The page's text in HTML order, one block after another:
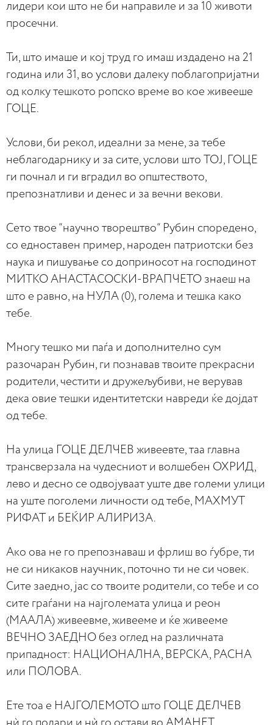
лидери кои што не би направиле и за 10 животи
просечни.
Ти, што имаше и кој труд го имаш издадено на 21
година или 31, во услови далеку поблагопријатни
од колку тешкото ропско време во кое живееше
ГОЦЕ.
Услови, би рекол, идеални за мене, за тебе
неблагодарнику и за сите, услови што ТОЈ, ГОЦЕ
ги почнал и ги вградил во општеството,
препознатливи и денес и за вечни векови.
Сето твое “научно творештво“ Рубин споредено,
со едноставен пример, народен патриотски без
наука и пишување со доприносот на господинот
МИТКО АНАСТАСОСКИ-ВРАПЧЕТО знаеш на
што е равно, на НУЛА (0), голема и тешка како
тебе.
Многу тешко ми паѓа и дополнително сум
разочаран Рубин, ги познавав твоите прекрасни
родители, честити и дружељубиви, не верував
дека овие тешки идентитетски навреди ќе дојдат
од тебе.
На улица ГОЦЕ ДЕЛЧЕВ живеевте, таа главна
трансверзала на чудесниот и волшебен ОХРИД,
лево и десно се одвојуваат уште две големи улици
на уште поголеми личности од тебе, МАХМУТ
РИФАТ и БЕЌИР АЛИРИЗА.
Ако ова не го препознаваш и фрлиш во ѓубре, ти
не си никаков научник, поточно ти не си човек.
Сите заедно, јас со твоите родители, со тебе и со
сите граѓани на најголемата улица и реон
(МААЛА) живеевме, живееме и ќе живееме
ВЕЧНО ЗАЕДНО без оглед на различната
припадност: НАЦИОНАЛНА, ВЕРСКА, РАСНА
или ПОЛОВА.
Ете тоа е НАЈГОЛЕМОТО што ГОЦЕ ДЕЛЧЕВ